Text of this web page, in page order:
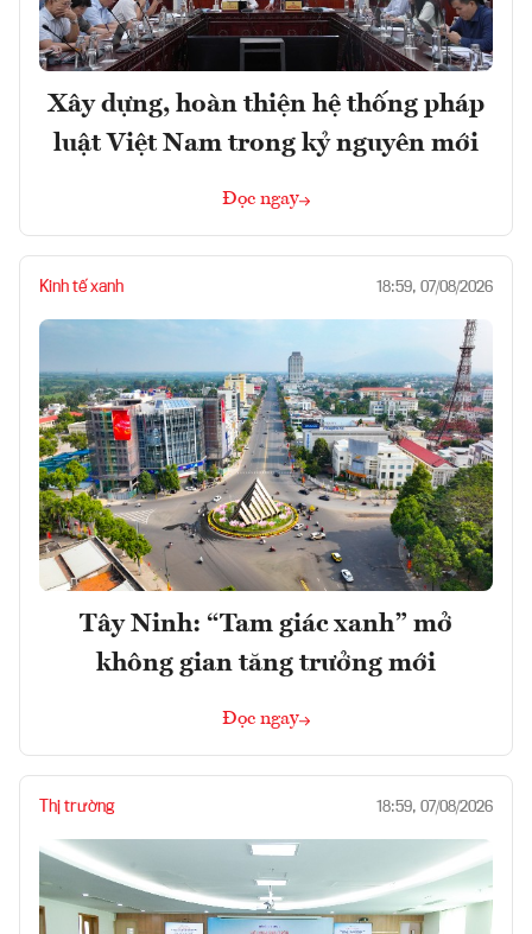
Xây dựng, hoàn thiện hệ thống pháp
luật Việt Nam trong kỷ nguyên mới
Đọc ngay
Kinh tế xanh 18:59, 07/08/2026
Tây Ninh: “Tam giác xanh” mở
không gian tăng trưởng mới
Đọc ngay
Thị trường 18:59, 07/08/2026